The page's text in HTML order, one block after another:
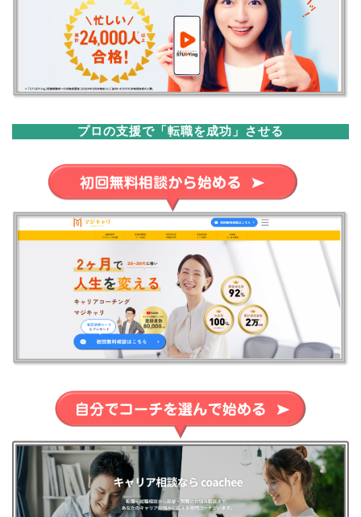
プロの支援で「転職を成功」させる